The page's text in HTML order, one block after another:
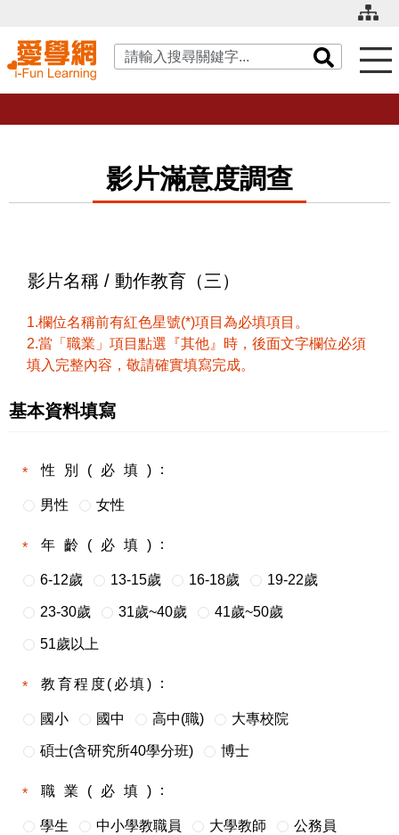
關鍵字搜尋
影片滿意度調查
影片名稱 / 動作教育（三）
1.欄位名稱前有紅色星號(*)項目為必填項目。
2.當「職業」項目點選『其他』時，後面文字欄位必須
填入完整內容，敬請確實填寫完成。
基本資料填寫
性別(必填)
男性 女性
年齡(必填)
6-12歲 13-15歲 16-18歲 19-22歲
23-30歲 31歲~40歲 41歲~50歲
51歲以上
教育程度(必填)
國小 國中 高中(職) 大專校院
碩士(含研究所40學分班) 博士
職業(必填)
學生 中小學教職員 大學教師 公務員